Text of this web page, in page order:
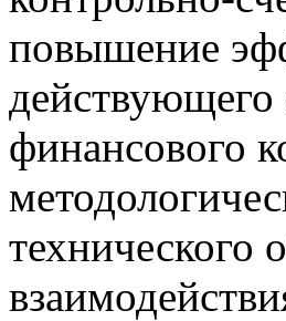
повышение
финансового
технического